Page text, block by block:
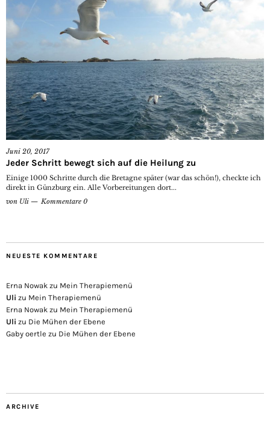
Juni 20, 2017
Jeder Schritt bewegt sich auf die Heilung zu
Einige 1000 Schritte durch die Bretagne später (war das schön!), checkte ich
direkt in Günzburg ein. Alle Vorbereitungen dort...
von Uli Kommentare 0
NEUESTE KOMMENTARE
Erna Nowak zu Mein Therapiemenü
Uli zu Mein Therapiemenü
Erna Nowak zu Mein Therapiemenü
Uli zu Die Mühen der Ebene
Gaby oertle zu Die Mühen der Ebene
ARCHIVE